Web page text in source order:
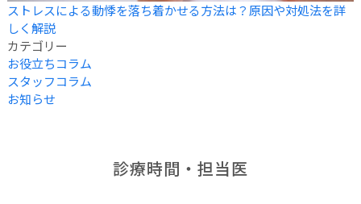
ストレスによる動悸を落ち着かせる方法は？原因や対処法を詳
しく解説
カテゴリー
お役立ちコラム
スタッフコラム
お知らせ
診療時間・担当医